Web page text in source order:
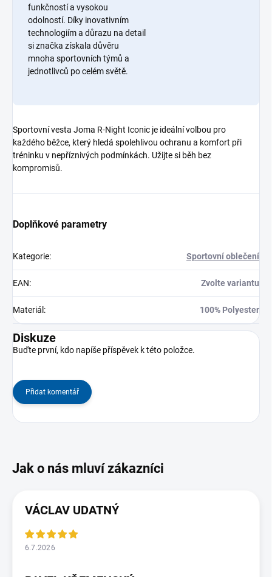
funkčností a vysokou
odolností. Díky inovativním
technologiím a důrazu na detail
si značka získala důvěru
mnoha sportovních týmů a
jednotlivců po celém světě.
Sportovní vesta Joma R-Night Iconic je ideální volbou pro
každého běžce, který hledá spolehlivou ochranu a komfort při
tréninku v nepříznivých podmínkách. Užijte si běh bez
kompromisů.
Doplňkové parametry
Kategorie: Sportovní oblečení
EAN: Zvolte variantu
Materiál : 100% Polyester
Diskuze
Buďte první, kdo napíše příspěvek k této položce.
Přidat komentář
VÁCLAV UDATNÝ
6.7.2026